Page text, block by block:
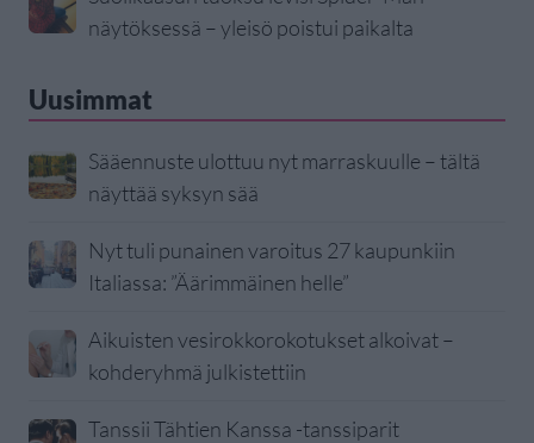
näytöksessä – yleisö poistui paikalta
Uusimmat
Sääennuste ulottuu nyt marraskuulle – tältä
näyttää syksyn sää
Nyt tuli punainen varoitus 27 kaupunkiin
Italiassa: ”Äärimmäinen helle”
Aikuisten vesirokkorokotukset alkoivat –
kohderyhmä julkistettiin
Tanssii Tähtien Kanssa -tanssiparit